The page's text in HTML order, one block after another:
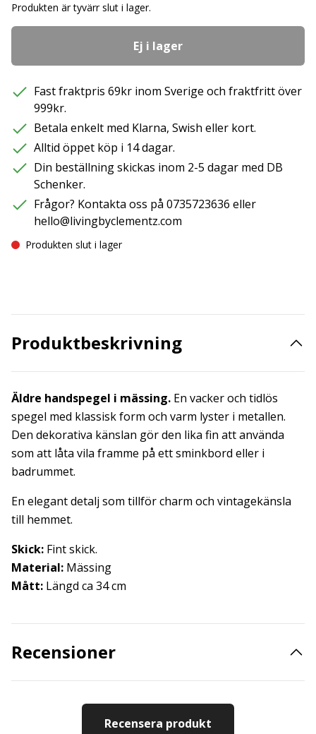
Produkten är tyvärr slut i lager.
Ej i lager
Fast fraktpris 69kr inom Sverige och fraktfritt över
999kr.
Betala enkelt med Klarna, Swish eller kort.
Alltid öppet köp i 14 dagar.
Din beställning skickas inom 2-5 dagar med DB
Schenker.
Frågor? Kontakta oss på 0735723636 eller
hello@livingbyclementz.com
Produkten slut i lager
Produktbeskrivning
Äldre handspegel i mässing. En vacker och tidlös
spegel med klassisk form och varm lyster i metallen.
Den dekorativa känslan gör den lika fin att använda
som att låta vila framme på ett sminkbord eller i
badrummet.
En elegant detalj som tillför charm och vintagekänsla
till hemmet.
Skick: Fint skick.
Material: Mässing
Mått: Längd ca 34 cm
Recensioner
Recensera produkt